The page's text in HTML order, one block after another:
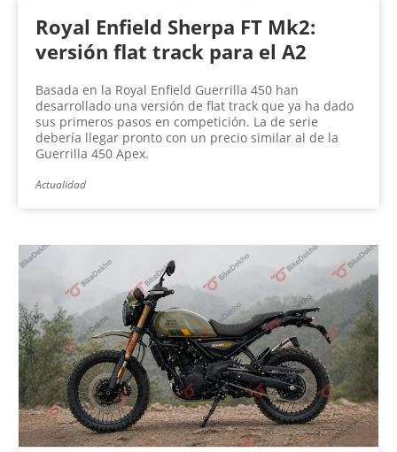
Royal Enfield Sherpa FT Mk2:
versión flat track para el A2
Basada en la Royal Enfield Guerrilla 450 han
desarrollado una versión de flat track que ya ha dado
sus primeros pasos en competición. La de serie
debería llegar pronto con un precio similar al de la
Guerrilla 450 Apex.
Actualidad